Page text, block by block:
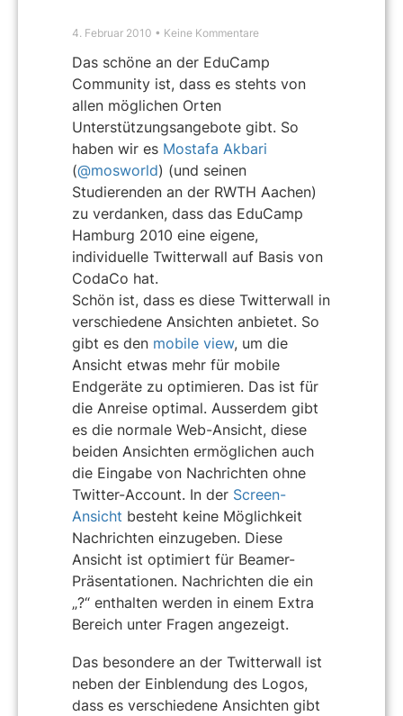
4. Februar 2010 Keine Kommentare
Das schöne an der EduCamp
Community ist, dass es stehts von
allen möglichen Orten
Unterstützungsangebote gibt. So
haben wir es Mostafa Akbari
(@mosworld) (und seinen
Studierenden an der RWTH Aachen)
zu verdanken, dass das EduCamp
Hamburg 2010 eine eigene,
individuelle Twitterwall auf Basis von
CodaCo hat.
Schön ist, dass es diese Twitterwall in
verschiedene Ansichten anbietet. So
gibt es den mobile view, um die
Ansicht etwas mehr für mobile
Endgeräte zu optimieren. Das ist für
die Anreise optimal. Ausserdem gibt
es die normale Web-Ansicht, diese
beiden Ansichten ermöglichen auch
die Eingabe von Nachrichten ohne
Twitter-Account. In der Screen-
Ansicht besteht keine Möglichkeit
Nachrichten einzugeben. Diese
Ansicht ist optimiert für Beamer-
Präsentationen. Nachrichten die ein
„?“ enthalten werden in einem Extra
Bereich unter Fragen angezeigt.
Das besondere an der Twitterwall ist
neben der Einblendung des Logos,
dass es verschiedene Ansichten gibt